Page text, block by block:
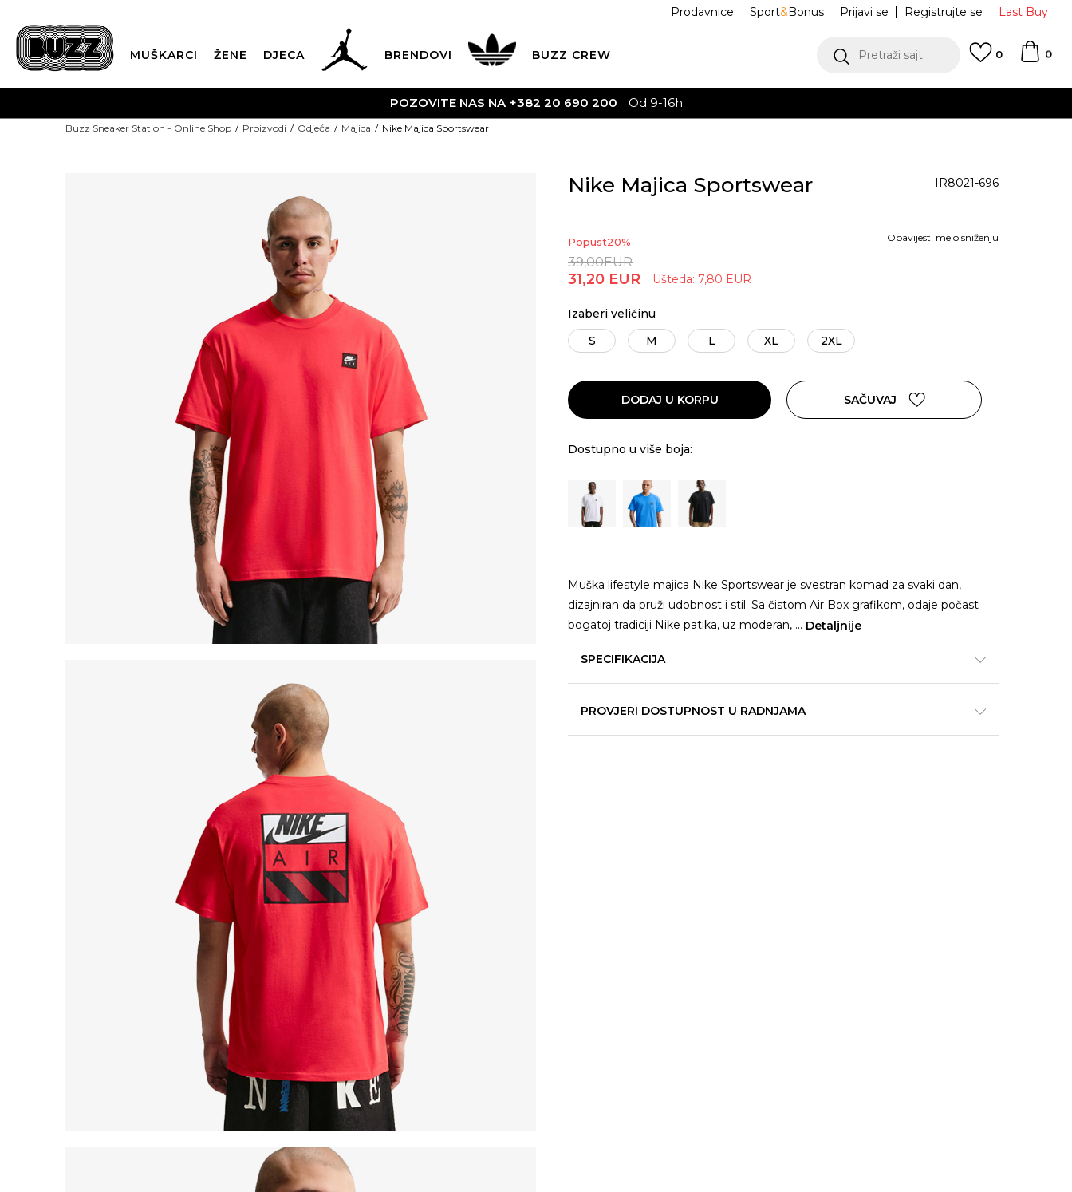
Last Buy
Prijavi se Registrujte se
Prodavnice Sport&Bonus
MUŠKARCI ŽENE DJECA BRENDOVI BUZZ CREW Pretraži sajt 0
0
POZOVITE NAS NA +382 20 690 200 Od 9-16h
Buzz Sneaker Station - Online Shop Proizvodi Odjeća Majica Nike Majica Sportswear
Nike Majica Sportswear IR8021-696
Popust20%
39,00EUR
31,20 EUR Ušteda: 7,80 EUR
Obavijesti me o sniženju
Izaberi veličinu
S
M L XL 2XL
DODAJ U KORPU SAČUVAJ
Dostupno u više boja:
Muška lifestyle majica Nike Sportswear je svestran komad za svaki dan,
dizajniran da pruži udobnost i stil. Sa čistom Air Box grafikom, odaje počast
bogatoj tradiciji Nike patika, uz moderan, ... Detaljnije
SPECIFIKACIJA
PROVJERI DOSTUPNOST U RADNJAMA